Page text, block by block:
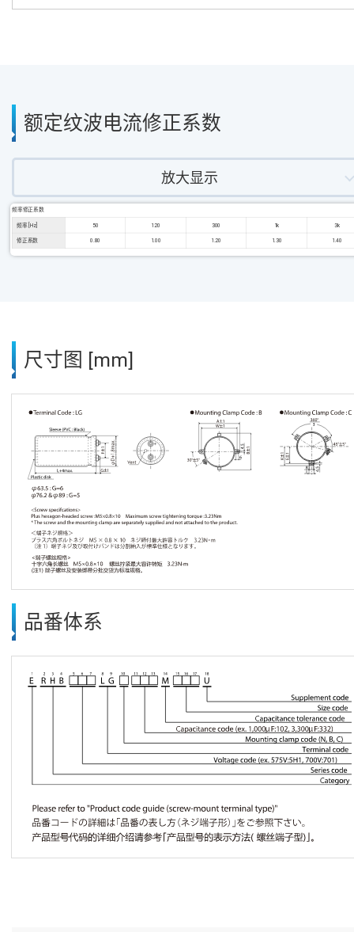
额定纹波电流修正系数
放大显示
频率修正系数
频率 [Hz] 50 120 300 1k 3k
修正系数 0.80 1.00 1.20 1.30 1.40
尺寸图 [mm]
品番体系